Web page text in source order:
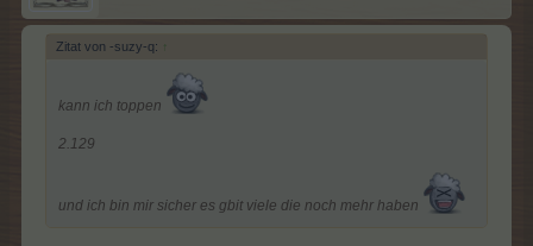
Zitat von -suzy-q: ↑
kann ich toppen
2.129
und ich bin mir sicher es gbit viele die noch mehr haben